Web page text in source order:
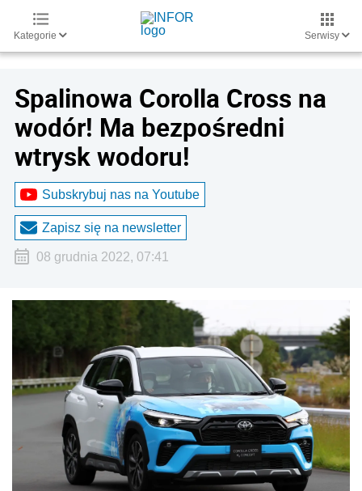
Kategorie Serwisy
Spalinowa Corolla Cross na
wodór! Ma bezpośredni
wtrysk wodoru!
Subskrybuj nas na Youtube
Zapisz się na newsletter
08 grudnia 2022, 07:41